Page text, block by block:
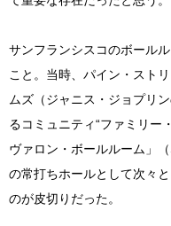
サンフランシスコのボール
こと。当時、パイン・スト
ムズ（ジャニス・ジョプリ
るコミュニティ“ファミリー
ヴァロン・ボールルーム」
の常打ちホールとして次々
のが皮切りだった。